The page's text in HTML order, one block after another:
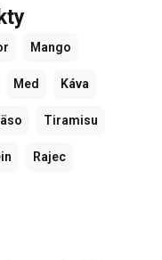
Mango
Med Káva
Tiramisu
Rajec